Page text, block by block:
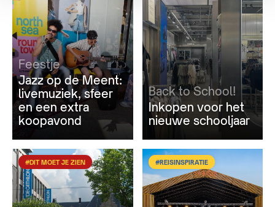
Feestje
Jazz op de Meent:
livemuziek, sfeer
en een extra
koopavond
Back to School!
Inkopen voor het
nieuwe schooljaar
#DIT MOET JE ZIEN #REISINSPIRATIE